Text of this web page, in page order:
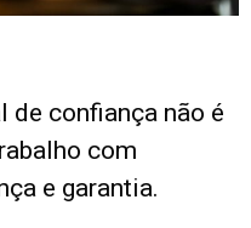
de confiança não é
com
e garantia.